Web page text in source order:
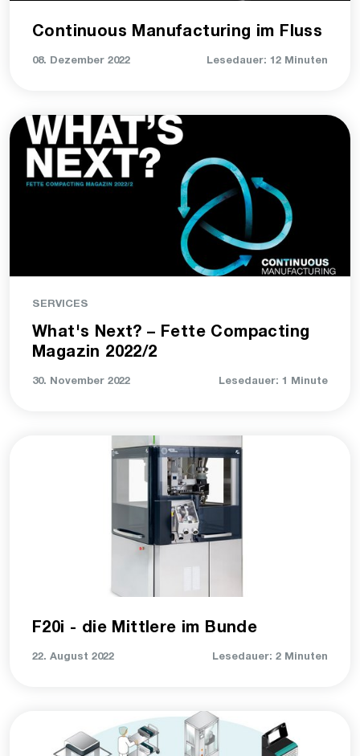
Continuous Manufacturing im Fluss
08. Dezember 2022 Lesedauer: 12 Minuten
SERVICES
What's Next? – Fette Compacting
Magazin 2022/2
30. November 2022 Lesedauer: 1 Minute
F20i - die Mittlere im Bunde
22. August 2022 Lesedauer: 2 Minuten